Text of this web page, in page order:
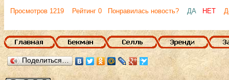
Просмотров 1219 Рейтинг 0 Понравилась новость? ДА НЕТ
Поделиться…